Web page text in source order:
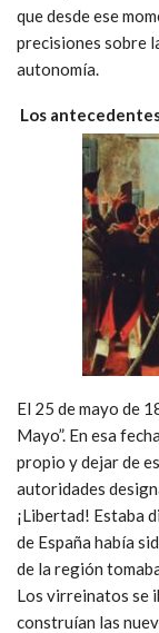
que desde ese
precisiones sobre
autonomía.
Los
El 25 de mayo de
Mayo”. En esa
propio y dejar de
autoridades
¡Libertad! Estaba
de España había
de la región
Los virreinatos se
construían las